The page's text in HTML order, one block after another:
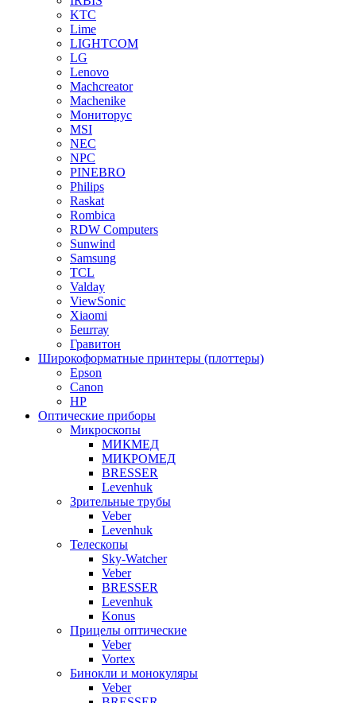
KTC
Lime
LIGHTCOM
LG
Lenovo
Machcreator
Machenike
Мониторус
MSI
NEC
NPC
PINEBRO
Philips
Raskat
Rombica
RDW Computers
Sunwind
Samsung
TCL
Valday
ViewSonic
Xiaomi
Бештау
Гравитон
Широкоформатные принтеры (плоттеры)
Epson
Canon
HP
Оптические приборы
Микроскопы
МИКМЕД
МИКРОМЕД
BRESSER
Levenhuk
Зрительные трубы
Veber
Levenhuk
Телескопы
Sky-Watcher
Veber
BRESSER
Levenhuk
Konus
Прицелы оптические
Veber
Vortex
Бинокли и монокуляры
Veber